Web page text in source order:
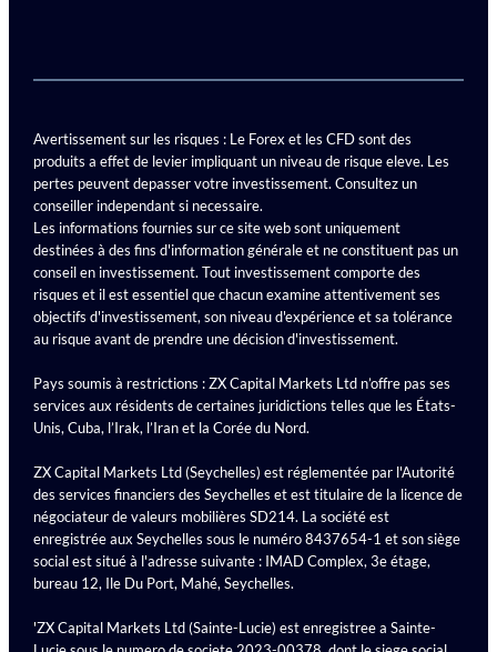
Avertissement sur les risques : Le Forex et les CFD sont des
produits a effet de levier impliquant un niveau de risque eleve. Les
pertes peuvent depasser votre investissement. Consultez un
conseiller independant si necessaire.
Les informations fournies sur ce site web sont uniquement
destinées à des fins d'information générale et ne constituent pas un
conseil en investissement. Tout investissement comporte des
risques et il est essentiel que chacun examine attentivement ses
objectifs d'investissement, son niveau d'expérience et sa tolérance
au risque avant de prendre une décision d'investissement.
Pays soumis à restrictions : ZX Capital Markets Ltd n’offre pas ses
services aux résidents de certaines juridictions telles que les États-
Unis, Cuba, l’Irak, l’Iran et la Corée du Nord.
ZX Capital Markets Ltd (Seychelles) est réglementée par l'Autorité
des services financiers des Seychelles et est titulaire de la licence de
négociateur de valeurs mobilières SD214. La société est
enregistrée aux Seychelles sous le numéro 8437654-1 et son siège
social est situé à l'adresse suivante : IMAD Complex, 3e étage,
bureau 12, Ile Du Port, Mahé, Seychelles.
'ZX Capital Markets Ltd (Sainte-Lucie) est enregistree a Sainte-